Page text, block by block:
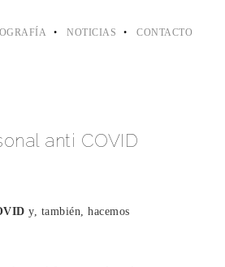
NOTICIAS CONTACTO
anti COVID
y, también, hacemos